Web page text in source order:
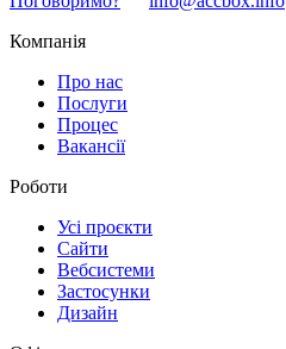
Компанія
Про нас
Послуги
Процес
Вакансії
Роботи
Усі проєкти
Сайти
Вебсистеми
Застосунки
Дизайн